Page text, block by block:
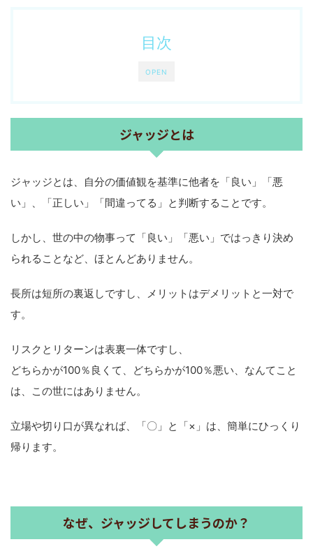
OPEN
目次
ジャッジとは
ジャッジとは、自分の価値観を基準に他者を「良い」「悪
い」、「正しい」「間違ってる」と判断することです。
しかし、世の中の物事って「良い」「悪い」ではっきり決め
られることなど、ほとんどありません。
長所は短所の裏返しですし、メリットはデメリットと一対で
す。
リスクとリターンは表裏一体ですし、
どちらかが100％良くて、どちらかが100％悪い、なんてこと
は、この世にはありません。
立場や切り口が異なれば、「〇」と「×」は、簡単にひっくり
帰ります。
なぜ、ジャッジしてしまうのか？